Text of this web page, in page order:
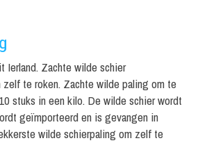
Ierland. Zachte wilde schier
zelf te roken. Zachte wilde paling om te
stuks in een kilo. De wilde schier wordt
geïmporteerd en is gevangen in
wilde schierpaling om zelf te